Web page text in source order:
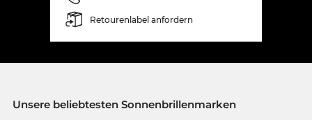
Retourenlabel anfordern
Unsere beliebtesten Sonnenbrillenmarken